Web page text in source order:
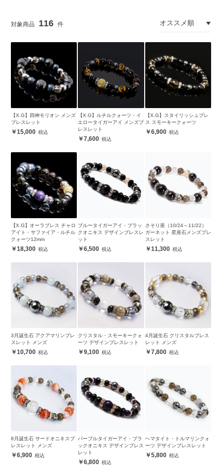
116
【X.G】四神モリオン メンズ
ブレスレット
15,000
【X.G】ルチルクォーツ・イ
エロータイガーアイ メンズブ
レスレット
7,600
【X.G】スタイリッシュブレ
ス スモーキークォーツ
6,900
【X.G】オーラブレス チャロ
アイト・サファイア・ルチル
クォーツ12mm
18,300
ブルータイガーアイ・ブラッ
クオニキス デザインブレスレ
ット
6,500
さそり座（10/24～11/22）
ガーネット 星座石メンズブレ
スレット
11,300
3月誕生石 アクアマリンブレ
スレット メンズ
10,700
クリスタル・スモーキークォ
ーツ デザインブレスレット
9,100
4月誕生石 クリスタルブレス
レット メンズ
7,800
8月誕生石 サードオニキスブ
レスレット メンズ
6,900
パープルタイガーアイ・ブラ
ックオニキス デザインブレス
レット
6,800
ヘマタイト・トルマリンクォ
ーツ デザインブレスレット
5,800